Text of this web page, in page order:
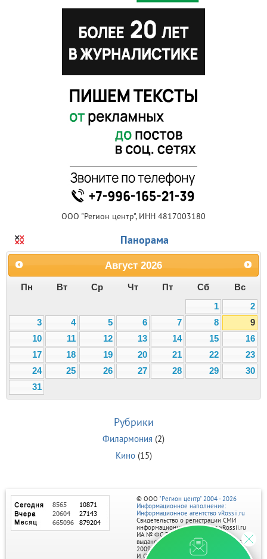
ООО "Регион центр", ИНН 4817003180
Панорама
Август 2026
Пн Вт Ср Чт Пт Сб
Вс
1
2
3
4 5 6 7 8
9
10
11 12 13 14 15
16
17
18 19 20 21 22
23
24
25 26 27 28 29
30
31
Рубрики
Филармония (2)
Кино(15)
© ООО "Регион центр" 2004 - 2026
Информационное наполнение:
Информационное агентство vRossii.ru
Свидетельство о регистрации СМИ
информационного агентства vRossii.ru
ИА № ФС 77‑35502
выдано РОСКОМНАДЗОРом 04 марта
2009г.
И. О. Главного редактора Нарыков А. Н.